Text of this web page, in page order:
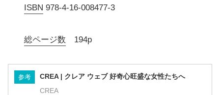
ISBN 978-4-16-008477-3
総ページ数 194p
参考 CREA | クレア ウェブ 好奇心旺盛な女性たちへ
CREA